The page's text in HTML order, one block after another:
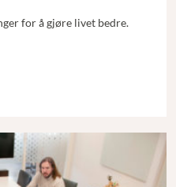
for å gjøre livet bedre.